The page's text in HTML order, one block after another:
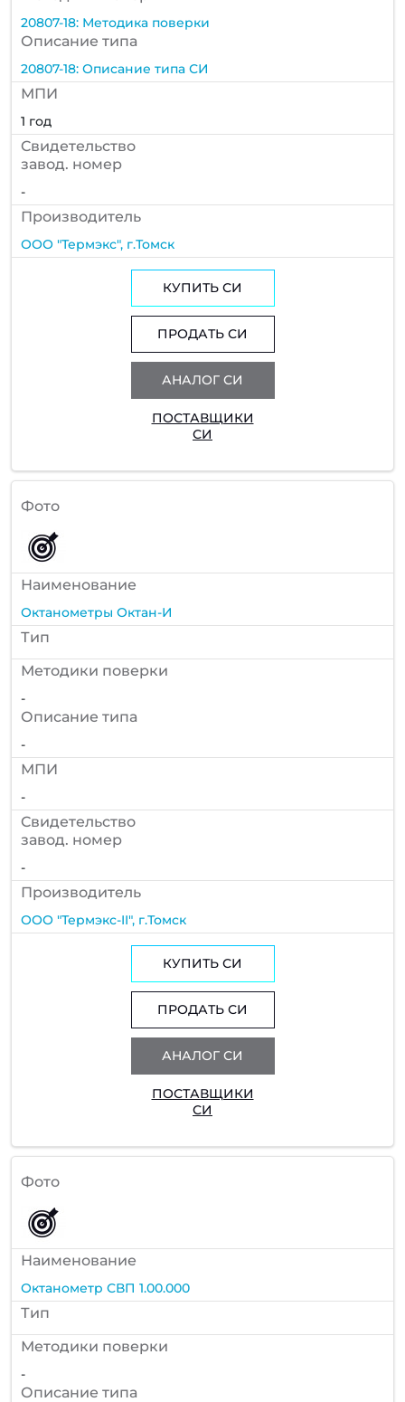
20807-18: Методика поверки
Описание типа
20807-18: Описание типа СИ
МПИ
1 год
Cвидетельство
завод. номер
-
Производитель
ООО "Термэкс", г.Томск
КУПИТЬ СИ
ПРОДАТЬ СИ
АНАЛОГ СИ
ПОСТАВЩИКИ
СИ
Фото
Наименование
Октанометры Октан-И
Тип
Методики поверки
-
Описание типа
-
МПИ
-
Cвидетельство
завод. номер
-
Производитель
ООО "Термэкс-II", г.Томск
КУПИТЬ СИ
ПРОДАТЬ СИ
АНАЛОГ СИ
ПОСТАВЩИКИ
СИ
Фото
Наименование
Октанометp СВП 1.00.000
Тип
Методики поверки
-
Описание типа